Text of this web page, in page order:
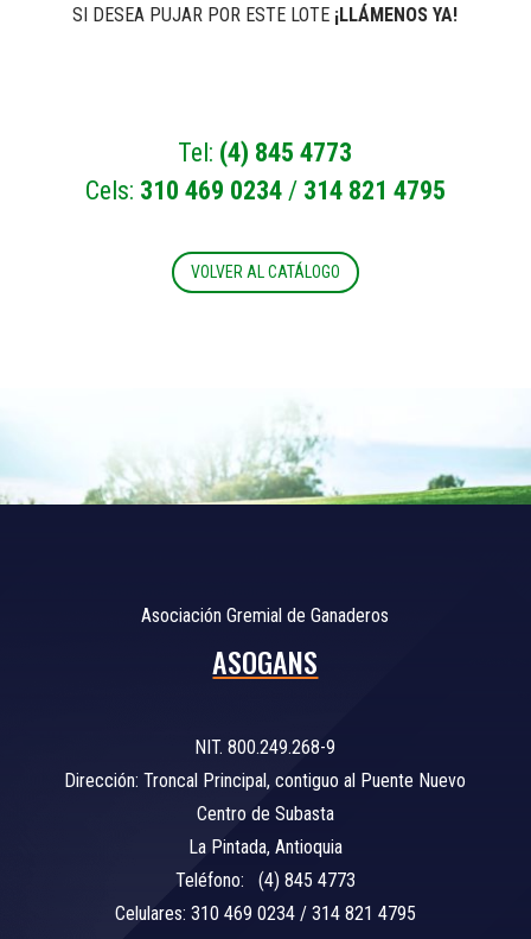
SI DESEA PUJAR POR ESTE LOTE ¡LLÁMENOS YA!
Tel: (4) 845 4773
Cels: 310 469 0234/ 314 821 4795
VOLVER AL CATÁLOGO
Asociación Gremial de Ganaderos
ASOGANS
NIT. 800.249.268-9
Dirección: Troncal Principal, contiguo al Puente Nuevo
Centro de Subasta
La Pintada, Antioquia
Teléfono: (4) 845 4773
Celulares: 310 469 0234 / 314 821 4795